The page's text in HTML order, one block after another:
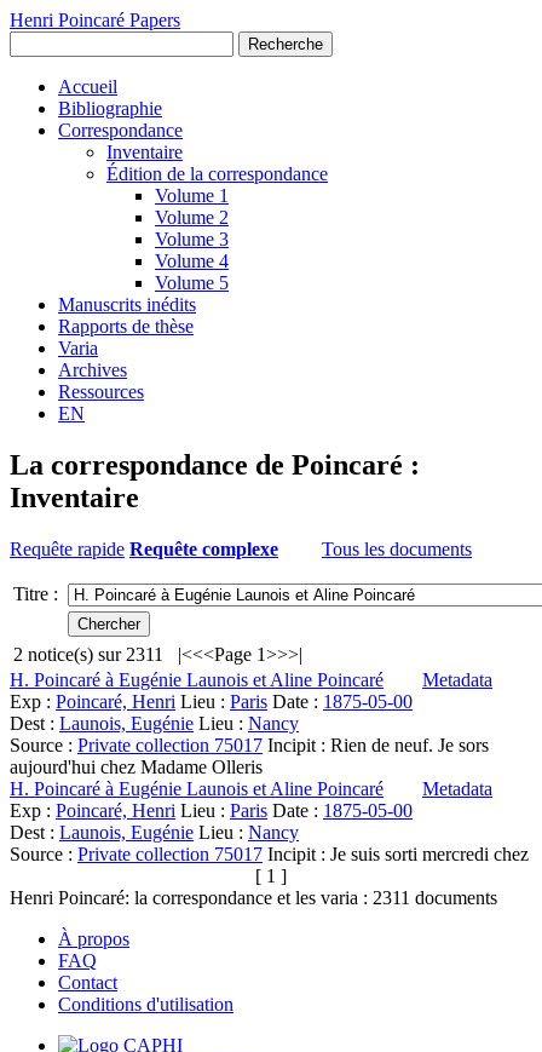
Henri Poincaré Papers
Recherche
Accueil
Bibliographie
Correspondance
Inventaire
Édition de la correspondance
Volume 1
Volume 2
Volume 3
Volume 4
Volume 5
Manuscrits inédits
Rapports de thèse
Varia
Archives
Ressources
EN
La correspondance de Poincaré :
Inventaire
Requête rapide Requête complexe Tous les documents
Titre :
2 notice(s) sur 2311 |<<<Page 1>>>|
H. Poincaré à Eugénie Launois et Aline Poincaré
Metadata
Exp : Poincaré, Henri Lieu : Paris Date : 1875-05-00
Dest : Launois, Eugénie Lieu : Nancy
Source : Private collection 75017 Incipit : Rien de neuf. Je sors
aujourd'hui chez Madame Olleris
H. Poincaré à Eugénie Launois et Aline Poincaré
Metadata
Exp : Poincaré, Henri Lieu : Paris Date : 1875-05-00
Dest : Launois, Eugénie Lieu : Nancy
Source : Private collection 75017 Incipit : Je suis sorti mercredi chez
[ 1 ]
Henri Poincaré: la correspondance et les varia : 2311 documents
À propos
FAQ
Contact
Conditions d'utilisation